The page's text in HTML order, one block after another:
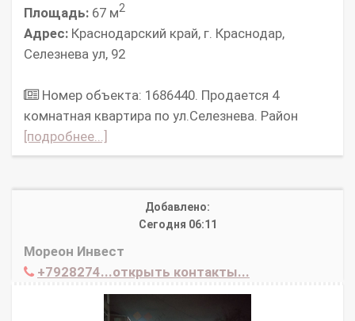
Площадь: 67 м2
Адрес: Краснодарский край, г. Краснодар,
Селезнева ул, 92
Номер объекта: 1686440. Прoдается 4
комнатная кваpтиpa по ул.Селезнева. Район
[подробнее...]
Добавлено:
Сегодня 06:11
Мореон Инвест
+7928274...открыть контакты...